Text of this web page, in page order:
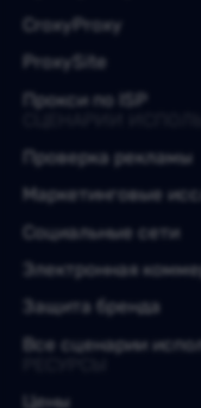
CroxyProxy
ProxySite
Прокси по ISP
Проверка рекламы
Маркетинговые
Социальные сети
Электронная
Защита бренда
Все сценарии
Цены